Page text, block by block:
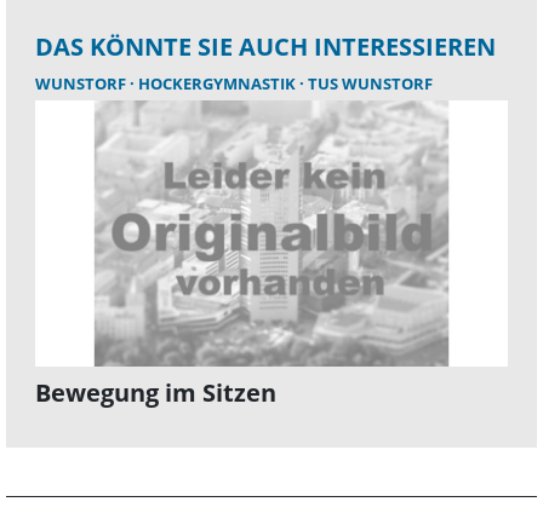
DAS KÖNNTE SIE AUCH INTERESSIEREN
WUNSTORF HOCKERGYMNASTIK TUS WUNSTORF
Bewegung im Sitzen